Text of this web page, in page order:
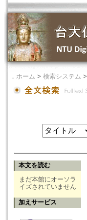
． ホーム > 検索システム >
本文を読む
まだ本館にオーソラ
イズされていません
加えサービス